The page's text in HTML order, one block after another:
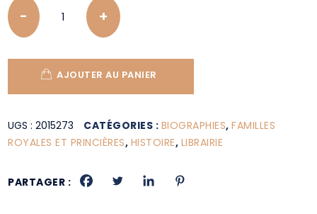
Quantity
AJOUTER AU PANIER
UGS :2015273 CATÉGORIES : BIOGRAPHIES,FAMILLES
ROYALES ET PRINCIÈRES, HISTOIRE, LIBRAIRIE
PARTAGER :